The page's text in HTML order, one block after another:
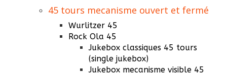
45 tours mecanisme ouvert et fermé
Wurlitzer 45
Rock Ola 45
Jukebox classiques 45 tours
(single jukebox)
Jukebox mecanisme visible 45